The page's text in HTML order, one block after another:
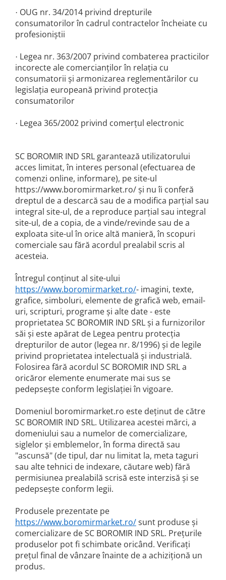
Ciocolata
Salam de biscuiti
Fursecuri
Creme tartinabile
Prajituri artizanale
Fursecuri cu unt
Chec
Chec cu iaurt
Chec Ciocco
Prajituri
Prajituri Fabrica de Amandine
Prajituri nuci
Rulade
Prajitura ingerilor
Prajituri Red Collection
Prajituri cu fructe
Prajituri cafea
Torturi ambalate
Chec mini
Torti
Foietaje
Biscuiti
Turta dulce
Turta dulce cu nuci
Turta dulce de Sibiu
Turta dulce cu miere
Croissant
Croissant Duofino
Croissant cu maia
Cornulete
Boromele
Cornulete fragede
Pasca
Pasca Fresh
Cereale
Paine
Paine ambalata
Chifle
· OUG nr. 34/2014 privind drepturile
consumatorilor în cadrul contractelor încheiate cu
profesioniștii
· Legea nr. 363/2007 privind combaterea practicilor
incorecte ale comercianților în relația cu
consumatorii și armonizarea reglementărilor cu
legislația europeană privind protecția
consumatorilor
· Legea 365/2002 privind comerțul electronic
SC BOROMIR IND SRL garantează utilizatorului
acces limitat, în interes personal (efectuarea de
comenzi online, informare), pe site-ul
https://www.boromirmarket.ro/ și nu îi conferă
dreptul de a descarcă sau de a modifica parțial sau
integral site-ul, de a reproduce parțial sau integral
site-ul, de a copia, de a vinde/revinde sau de a
exploata site-ul în orice altă manieră, în scopuri
comerciale sau fără acordul prealabil scris al
acesteia.
Întregul conținut al site-ului
https://www.boromirmarket.ro/- imagini, texte,
grafice, simboluri, elemente de grafică web, email-
uri, scripturi, programe și alte date - este
proprietatea SC BOROMIR IND SRL și a furnizorilor
săi și este apărat de Legea pentru protecția
drepturilor de autor (legea nr. 8/1996) și de legile
privind proprietatea intelectuală și industrială.
Folosirea fără acordul SC BOROMIR IND SRL a
oricăror elemente enumerate mai sus se
pedepsește conform legislației în vigoare.
Domeniul boromirmarket.ro este deținut de către
SC BOROMIR IND SRL. Utilizarea acestei mărci, a
domeniului sau a numelor de comercializare,
siglelor și emblemelor, în forma directă sau
"ascunsă" (de tipul, dar nu limitat la, meta taguri
sau alte tehnici de indexare, căutare web) fără
permisiunea prealabilă scrisă este interzisă și se
pedepsește conform legii.
Produsele prezentate pe
https://www.boromirmarket.ro/sunt produse și
comercializare de SC BOROMIR IND SRL. Prețurile
produselor pot fi schimbate oricând. Verificați
prețul final de vânzare înainte de a achiziționă un
produs.